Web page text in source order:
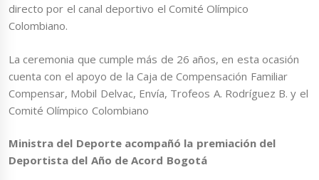
directo por el canal deportivo el Comité Olímpico
Colombiano.
La ceremonia que cumple más de 26 años, en esta ocasión
cuenta con el apoyo de la Caja de Compensación Familiar
Compensar, Mobil Delvac, Envía, Trofeos A. Rodríguez B. y el
Comité Olímpico Colombiano
Ministra del Deporte acompañó la premiación del
Deportista del Año de Acord Bogotá